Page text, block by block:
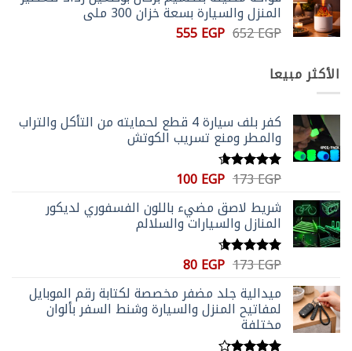
2300 EGP.
980 EGP.
المنزل والسيارة بسعة خزان 300 ملي
652EGP السعر555EGP السعر
الأكثر مبيعا
كفر بلف سيارة 4 قطع لحمايته من التأكل والتراب
والمطر ومنع تسريب الكوتش
تم التقييم
173EGP السعر
هو:
173 EGP.
100EGP السعر
هو:
100 EGP.
شريط لاصق مضيء باللون الفسفوري لديكور
المنازل والسيارات والسلالم
تم التقييم
173EGP السعر
هو:
173 EGP.
80EGP السعر
هو:
80 EGP.
ميدالية جلد مضفر مخصصة لكتابة رقم الموبايل
لمفاتيح المنزل والسيارة وشنط السفر بألوان
مختلفة